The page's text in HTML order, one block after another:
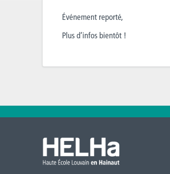
Événement reporté,
Plus d’infos bientôt !